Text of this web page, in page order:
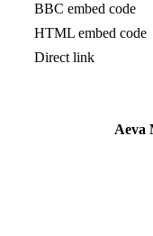
BBC embed code
HTML embed code
Direct link
Aeva